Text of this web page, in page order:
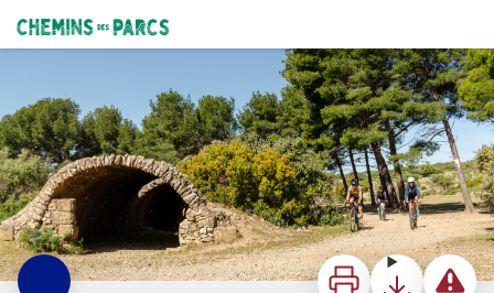
Chemins des Parcs
ImprimerTéléchargerSignaler